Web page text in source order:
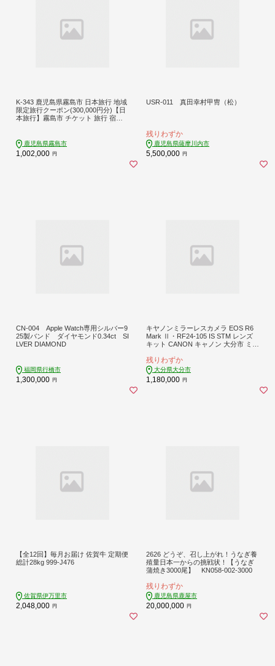
K-343 鹿児島県霧島市 日本旅行 地域
限定旅行クーポン(300,000円分)【日
本旅行】霧島市 チケット 旅行 宿泊
旅 トラベルクーポン 霧島
鹿児島県霧島市
1,002,000 円
USR-011 真田幸村甲冑（松）
残りわずか
鹿児島県薩摩川内市
5,500,000 円
CN-004 Apple Watch専用シルバー9
25製バンド ダイヤモンド0.34ct SI
LVER DIAMOND
福岡県行橋市
1,300,000 円
キヤノンミラーレスカメラ EOS R6
Mark Ⅱ・RF24-105 IS STM レンズ
キット CANON キャノン 大分市 ミラ
像 カメラ 写真 動画 R14151
残りわずか
大分県大分市
1,180,000 円
【全12回】毎月お届け 佐賀牛 定期便
総計28kg 999-J476
佐賀県伊万里市
2,048,000 円
2626 どうぞ、召し上がれ！うなぎ養
殖量日本一からの挑戦状！【うなぎ
蒲焼き3000尾】 KN058-002-3000
残りわずか
鹿児島県鹿屋市
20,000,000 円